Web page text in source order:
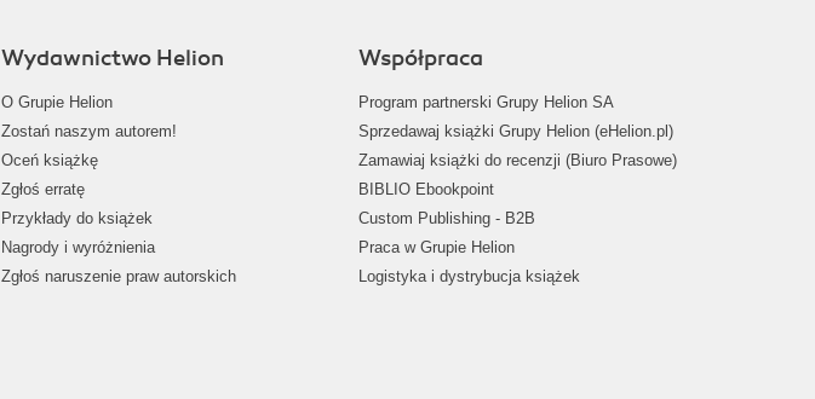
Wydawnictwo Helion
O Grupie Helion
Zostań naszym autorem!
Oceń książkę
Zgłoś erratę
Przykłady do książek
Nagrody i wyróżnienia
Zgłoś naruszenie praw autorskich
Współpraca
Program partnerski Grupy Helion SA
Sprzedawaj książki Grupy Helion (eHelion.pl)
Zamawiaj książki do recenzji (Biuro Prasowe)
BIBLIO Ebookpoint
Custom Publishing - B2B
Praca w Grupie Helion
Logistyka i dystrybucja książek